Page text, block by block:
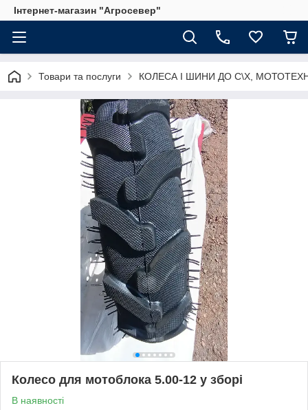
Інтернет-магазин "Агросевер"
Товари та послуги КОЛЕСА І ШИНИ ДО С\Х,
Колесо для мотоблока 5.00-12 у зборі
В наявності